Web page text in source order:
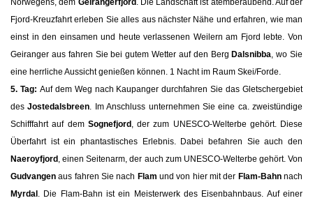
Norwegens, dem Geirangerfjord . Die Landschaft ist atemberaubend. Auf der
Fjord-Kreuzfahrt erleben Sie alles aus nächster Nähe und erfahren, wie man
einst in den einsamen und heute verlassenen Weilern am Fjord lebte. Von
Geiranger aus fahren Sie bei gutem Wetter auf den BergDalsnibba, wo Sie
eine herrliche Aussicht genießen können. 1 Nacht im Raum Skei/Forde.
5. Tag: Auf dem Weg nach Kaupanger durchfahren Sie das Gletschergebiet
desJostedalsbreen. Im Anschluss unternehmen Sie eine ca. zweistündige
Schifffahrt auf dem Sognefjord, der zum UNESCO-Welterbe gehört. Diese
Überfahrt ist ein phantastisches Erlebnis. Dabei befahren Sie auch den
Naeroyfjord, einen Seitenarm, der auch zum UNESCO-Welterbe gehört. Von
Gudvangenaus fahren Sie nach Flamund von hier mit der Flam-Bahnnach
Myrdal. Die Flam-Bahn ist ein Meisterwerk des Eisenbahnbaus. Auf einer